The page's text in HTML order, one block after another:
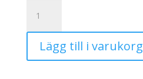
Moulinè
335
mängdLägg till i varukorg